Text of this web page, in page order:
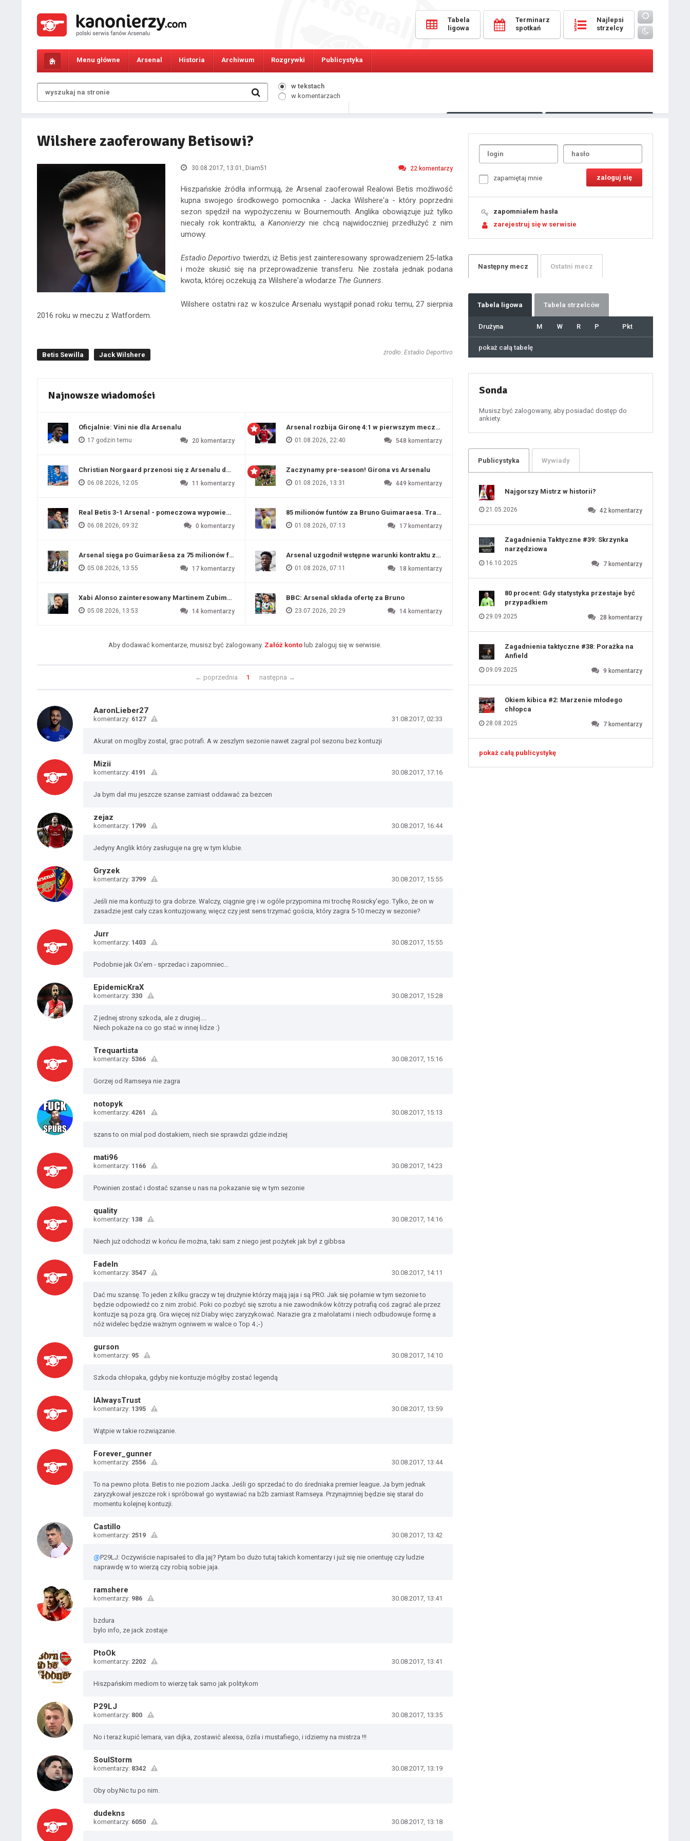
Tabela
ligowa
Terminarz
spotkań
Najlepsi
strzelcy
Menu główne Arsenal Historia Archiwum Rozgrywki Publicystyka
w tekstach
w komentarzach
Wilshere zaoferowany Betisowi?
30.08.2017, 13:01 , Diam51 22 komentarzy
Hiszpańskie źródła informują, że Arsenal zaoferował Realowi Betis możliwość
kupna swojego środkowego pomocnika - Jacka Wilshere'a - który poprzedni
sezon spędził na wypożyczeniu w Bournemouth. Anglika obowiązuje już tylko
niecały rok kontraktu, aKanonierzy nie chcą najwidoczniej przedłużyć z nim
umowy.
Estadio Deportivo twierdzi, iż Betis jest zainteresowany sprowadzeniem 25-latka
i może skusić się na przeprowadzenie transferu. Nie została jednak podana
kwota, której oczekują za Wilshere'a włodarze The Gunners.
Wilshere ostatni raz w koszulce Arsenalu wystąpił ponad roku temu, 27 sierpnia
2016 roku w meczu z Watfordem.
Betis Sewilla Jack Wilshere źrodło: Estadio Deportivo
Najnowsze wiadomości
Oficjalnie: Vini nie dla Arsenalu
17 godzin temu 20 komentarzy
Christian Norgaard przenosi się z Arsenalu do Evertonu
06.08.2026, 12:05 11 komentarzy
Real Betis 3-1 Arsenal - pomeczowa wypowiedź Artety
06.08.2026, 09:32 0 komentarzy
Arsenal sięga po Guimarãesa za 75 milionów funtów
05.08.2026, 13:55 17 komentarzy
Xabi Alonso zainteresowany Martinem Zubimendim
05.08.2026, 13:53 14 komentarzy
Arsenal rozbija Gironę 4:1 w pierwszym meczu przygotowawczym
01.08.2026, 22:40 548 komentarzy
Zaczynamy pre-season! Girona vs Arsenalu
01.08.2026, 13:31 449 komentarzy
85 milionów funtów za Bruno Guimaraesa. Transfer na ostatniej prostej
01.08.2026, 07:13 17 komentarzy
Arsenal uzgodnił wstępne warunki kontraktu z Viniciusem Juniorem?
01.08.2026, 07:11 18 komentarzy
BBC: Arsenal składa ofertę za Bruno
23.07.2026, 20:29 14 komentarzy
Aby dodawać komentarze, musisz być zalogowany. Załóż konto lub zaloguj się w serwisie.
← poprzednia 1 następna →
AaronLieber27
komentarzy: 6127 31.08.2017, 02:33
Akurat on moglby zostal, grac potrafi. A w zeszlym sezonie nawet zagral pol sezonu bez kontuzji
Mizii
komentarzy: 4191 30.08.2017, 17:16
Ja bym dał mu jeszcze szanse zamiast oddawać za bezcen
zejaz
komentarzy: 1799 30.08.2017, 16:44
Jedyny Anglik który zasługuje na grę w tym klubie.
Gryzek
komentarzy: 3799 30.08.2017, 15:55
Jeśli nie ma kontuzji to gra dobrze. Walczy, ciągnie grę i w ogóle przypomina mi trochę Rosicky'ego. Tylko, że on w
zasadzie jest cały czas kontuzjowany, więcz czy jest sens trzymać gościa, który zagra 5-10 meczy w sezonie?
Jurr
komentarzy: 1403 30.08.2017, 15:55
Podobnie jak Ox'em - sprzedac i zapomniec...
EpidemicKraX
komentarzy: 330 30.08.2017, 15:28
Z jednej strony szkoda, ale z drugiej....
Niech pokaże na co go stać w innej lidze :)
Trequartista
komentarzy: 5366 30.08.2017, 15:16
Gorzej od Ramseya nie zagra
notopyk
komentarzy: 4261 30.08.2017, 15:13
szans to on mial pod dostakiem, niech sie sprawdzi gdzie indziej
mati96
komentarzy: 1166 30.08.2017, 14:23
Powinien zostać i dostać szanse u nas na pokazanie się w tym sezonie
quality
komentarzy: 138 30.08.2017, 14:16
Niech już odchodzi w końcu ile można, taki sam z niego jest pożytek jak był z gibbsa
FadeIn
komentarzy: 3547 30.08.2017, 14:11
Dać mu szansę. To jeden z kilku graczy w tej drużynie którzy mają jaja i są PRO. Jak się połamie w tym sezonie to
będzie odpowiedź co z nim zrobić. Poki co pozbyć się szrotu a nie zawodników kótrzy potrafią coś zagrać ale przez
kontuzje są poza grą. Gra więcej niż Diaby więc zaryzykować. Narazie gra z małolatami i niech odbudowuje formę a
nóż widelec będzie ważnym ogniwem w walce o Top 4 ;-)
gurson
komentarzy: 95 30.08.2017, 14:10
Szkoda chłopaka, gdyby nie kontuzje mógłby zostać legendą
IAlwaysTrust
komentarzy: 1395 30.08.2017, 13:59
Wątpie w takie rozwiązanie.
Forever_gunner
komentarzy: 2556 30.08.2017, 13:44
To na pewno płota. Betis to nie poziom Jacka. Jeśli go sprzedać to do średniaka premier league. Ja bym jednak
zaryzykował jeszcze rok i spróbował go wystawiać na b2b zamiast Ramseya. Przynajmniej będzie się starał do
momentu kolejnej kontuzji.
Castillo
komentarzy: 2519 30.08.2017, 13:42
@P29LJ: Oczywiście napisałeś to dla jaj? Pytam bo dużo tutaj takich komentarzy i już się nie orientuję czy ludzie
naprawdę w to wierzą czy robią sobie jaja.
ramshere
komentarzy: 986 30.08.2017, 13:41
bzdura
bylo info, ze jack zostaje
PtoOk
komentarzy: 2202 30.08.2017, 13:41
Hiszpańskim mediom to wierzę tak samo jak politykom
P29LJ
komentarzy: 800 30.08.2017, 13:35
No i teraz kupić lemara, van dijka, zostawić alexisa, özila i mustafiego, i idziemy na mistrza !!!
SoulStorm
komentarzy: 8342 30.08.2017, 13:19
Oby oby.Nic tu po nim.
dudekns
komentarzy: 6050 30.08.2017, 13:18
zapamiętaj mnie
zapomniałem hasła
zarejestruj się w serwisie
Następny mecz Ostatni mecz
Tabela ligowa Tabela strzelców
Drużyna M W R P Pkt
pokaż całą tabelę
Sonda
Musisz być zalogowany, aby posiadać dostęp do
ankiety.
Publicystyka Wywiady
Najgorszy Mistrz w historii?
21.05.2026 42 komentarzy
Zagadnienia Taktyczne #39: Skrzynka
narzędziowa
16.10.2025 7 komentarzy
80 procent: Gdy statystyka przestaje być
przypadkiem
29.09.2025 28 komentarzy
Zagadnienia taktyczne #38: Porażka na
Anfield
09.09.2025 9 komentarzy
Okiem kibica #2: Marzenie młodego
chłopca
28.08.2025 7 komentarzy
pokaż całą publicystykę